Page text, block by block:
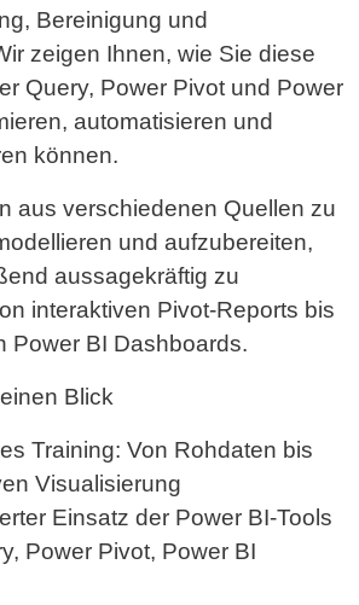
Bereinigung und
zeigen Ihnen, wie Sie diese
Query, Power Pivot und Power
automatisieren und
können.
aus verschiedenen Quellen zu
und aufzubereiten,
aussagekräftig zu
interaktiven Pivot-Reports bis
Power BI Dashboards.
Blick
Training: Von Rohdaten bis
Visualisierung
Einsatz der Power BI-Tools
Power Pivot, Power BI